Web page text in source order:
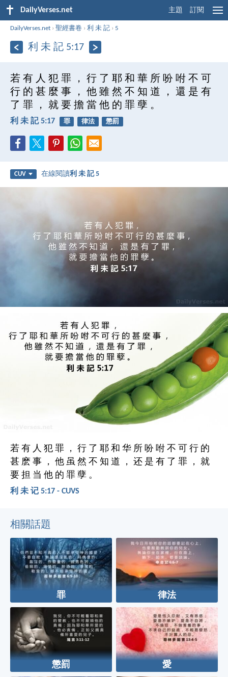
DailyVerses.net 主題 訂閱
DailyVerses.net ›聖經書卷 ›利 未 記 ›5
利 未 記 5:17
若 有 人 犯 罪 ， 行 了 耶 和 華 所 吩 咐 不 可
行 的 甚 麼 事 ， 他 雖 然 不 知 道 ， 還 是 有
了 罪 ， 就 要 擔 當 他 的 罪 孽 。
利 未 記 5:17 罪 律法 懲罰
CUV 在線閱讀利 未 記 5
若 有 人 犯 罪 ， 行 了 耶 和 华 所 吩 咐 不 可 行 的
甚 麽 事 ， 他 虽 然 不 知 道 ， 还 是 有 了 罪 ， 就
要 担 当 他 的 罪 孽 。
利 未 记 5:17 - CUVS
相關話題
罪 律法
懲罰 愛